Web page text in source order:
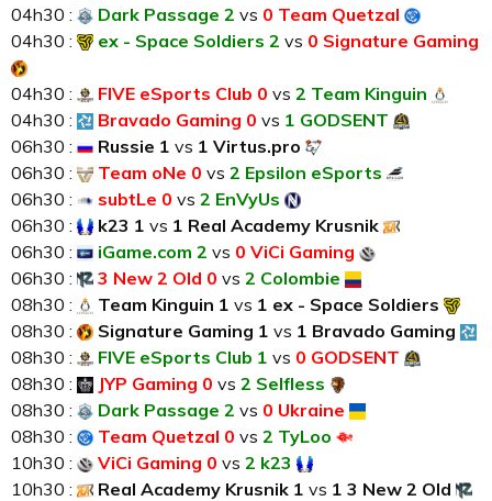
04h30 :
Dark Passage 2 vs 0 Team Quetzal
04h30 :
ex - Space Soldiers 2 vs 0 Signature Gaming
04h30 : FIVE eSports Club 0 vs 2 Team Kinguin
04h30 :
Bravado Gaming 0 vs 1 GODSENT
06h30 :
Russie 1 vs 1 Virtus.pro
06h30 :
Team oNe 0 vs 2 Epsilon eSports
06h30 :
subtLe 0 vs 2 EnVyUs
06h30 :
k23 1 vs 1 Real Academy Krusnik
06h30 :
iGame.com 2 vs 0 ViCi Gaming
06h30 :
3 New 2 Old 0 vs 2 Colombie
08h30 :
Team Kinguin 1 vs 1 ex - Space Soldiers
08h30 :
Signature Gaming 1 vs 1 Bravado Gaming
08h30 :
FIVE eSports Club 1 vs 0 GODSENT
08h30 :
JYP Gaming 0 vs 2 Selfless
08h30 :
Dark Passage 2 vs 0 Ukraine
08h30 :
Team Quetzal 0 vs 2 TyLoo
10h30 :
ViCi Gaming 0 vs 2 k23
10h30 :
Real Academy Krusnik 1 vs 1 3 New 2 Old